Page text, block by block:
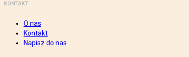
KONTAKT
O nas
Kontakt
Napisz do nas